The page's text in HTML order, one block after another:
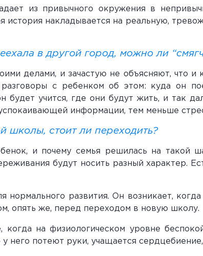
из привычного окружения в
накладывается на реальную,
в другой город, можно ли
делами, и зачастую не объясняют, что
разговоры с ребенком об этом: куда он
будет учится, где они будут жить, и так
информации, тем меньше
школы, стоит ли переходить?
и почему семья решилась на такой
будут носить разный характер.
нормального развития. Он возникает,
опять же, перед переходом в новую школу.
когда на физиологическом уровне
него потеют руки, учащается